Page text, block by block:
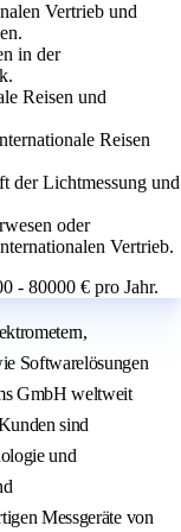
Vertrieb und
in der
Reisen und
Reisen
der Lichtmessung und
oder
Vertrieb.
- 80000 € pro Jahr.
Softwarelösungen
GmbH weltweit
sind
und
Messgeräte von